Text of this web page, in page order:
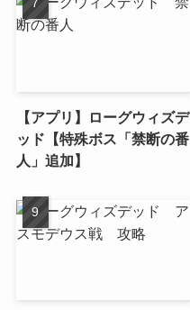
【アプリ】ローグウィズデ
ッド【特殊ボス「禁断の番
人」追加】